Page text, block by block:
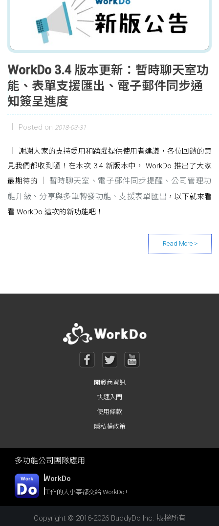
WorkDo 3.4 版本更新：暫時聊天室功
能、表單支援匯出、電子郵件同步通
知簽呈進度
Posted on 2018-03-31
謝謝大家的支持愛用和踴躍提供使用者建議，各位回饋的意
見我們都收到囉！在本次 3.4 新版本中， WorkDo 推出了大家
最期待的
暫時聊天室、電子郵件同步提醒、公司管理功
能升級、分享與多筆轉發功能、支援表單匯出 ，以下就來看
看 WorkDo 這次的新功能吧！
Posts navigation
開發商資訊
快速入門
使用條款
隱私權政策
多功能公司團隊應用
WorkDo
工作的大小事都交給 WorkDo !
Copyright © 2016-2026 BuddyDo Inc. 版權所有